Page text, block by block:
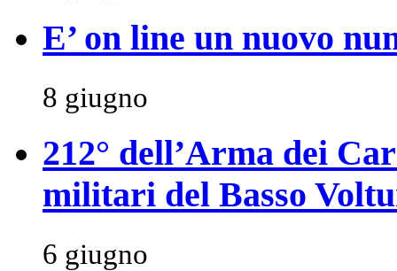
E’ on line un nuovo
8 giugno
212° dell’Arma dei
militari del Basso
6 giugno